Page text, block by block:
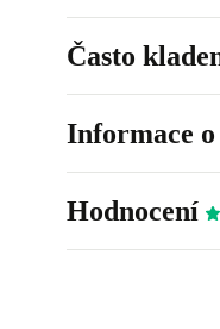
Často
Informace o
Hodnocení